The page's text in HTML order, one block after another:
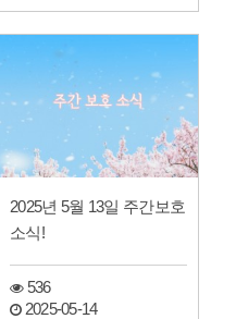
2025년 5월 13일 주간보호
소식!
536
2025-05-14